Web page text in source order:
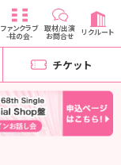
ファンクラブ
-柱の会-
取材/出演
お問合せ リクルート
チケット